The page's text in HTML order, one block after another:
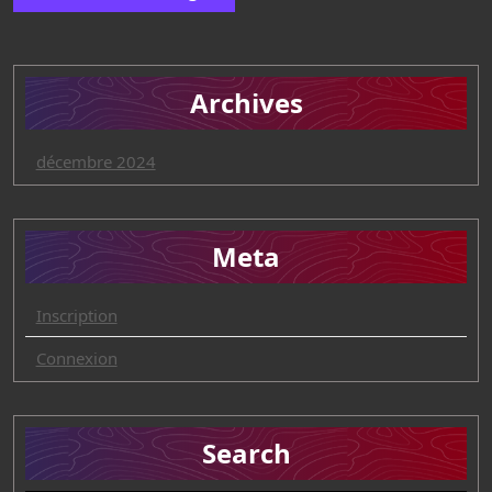
Archives
décembre 2024
Meta
Inscription
Connexion
Search